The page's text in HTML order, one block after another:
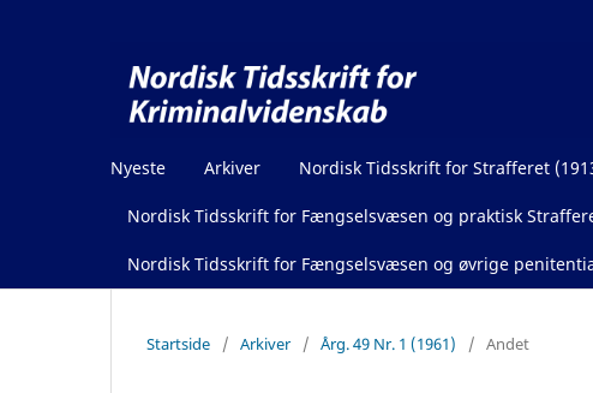
Nyeste Arkiver Nordisk Tidsskrift for Strafferet
Nordisk Tidsskrift for Fængselsvæsen og praktisk
Nordisk Tidsskrift for Fængselsvæsen og øvrige
Startside / Arkiver / Årg. 49 Nr. 1 (1961) / Andet